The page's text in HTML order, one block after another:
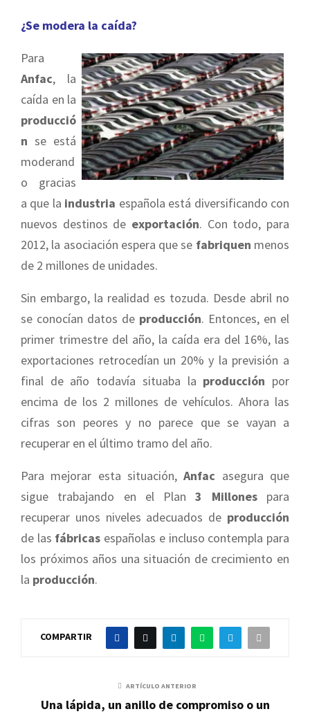
¿Se modera la caída?
Para
Anfac, la
caída en la
producció
n se está
moderand
o gracias
a que la industria española está diversificando con
nuevos destinos de exportación. Con todo, para
2012, la asociación espera que se fabriquen menos
de 2 millones de unidades.
Sin embargo, la realidad es tozuda. Desde abril no
se conocían datos de producción. Entonces, en el
primer trimestre del año, la caída era del 16%, las
exportaciones retrocedían un 20% y la previsión a
final de año todavía situaba la producción por
encima de los 2 millones de vehículos. Ahora las
cifras son peores y no parece que se vayan a
recuperar en el último tramo del año.
Para mejorar esta situación,Anfac asegura que
sigue trabajando en el Plan3 Millonespara
recuperar unos niveles adecuados de producción
de las fábricas españolas e incluso contempla para
los próximos años una situación de crecimiento en
la producción.
COMPARTIR
ARTÍCULO ANTERIOR
Una lápida, un anillo de compromiso o un